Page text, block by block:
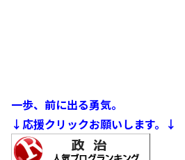
一歩、前に出る勇気。
↓応援クリックお願いします。↓